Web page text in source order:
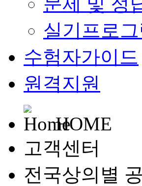
실기프로그
수험자가이드
원격지원
HOME
고객센터
전국상의별